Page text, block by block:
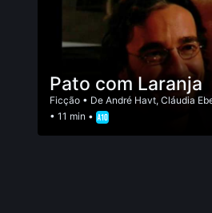
Pato com Laranja
Ficção • De André Havt, Cláudia
• 11 min •